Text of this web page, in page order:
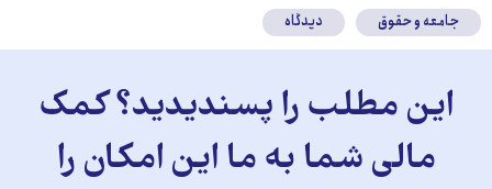
جامعه و حقوق دیدگاه
این مطلب را پسندیدید؟ کمک
مالی شما به ما این امکان را